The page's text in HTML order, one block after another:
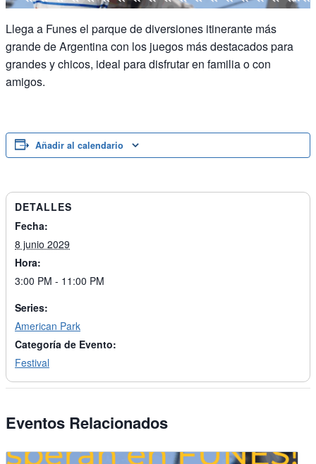
Llega a Funes el parque de diversiones itinerante más
grande de Argentina con los juegos más destacados para
grandes y chicos, ideal para disfrutar en familia o con
amigos.
Añadir al calendario
DETALLES
Fecha:
8 junio 2029
Hora:
3:00 PM - 11:00 PM
Series:
American Park
Categoría de Evento:
Festival
Eventos Relacionados